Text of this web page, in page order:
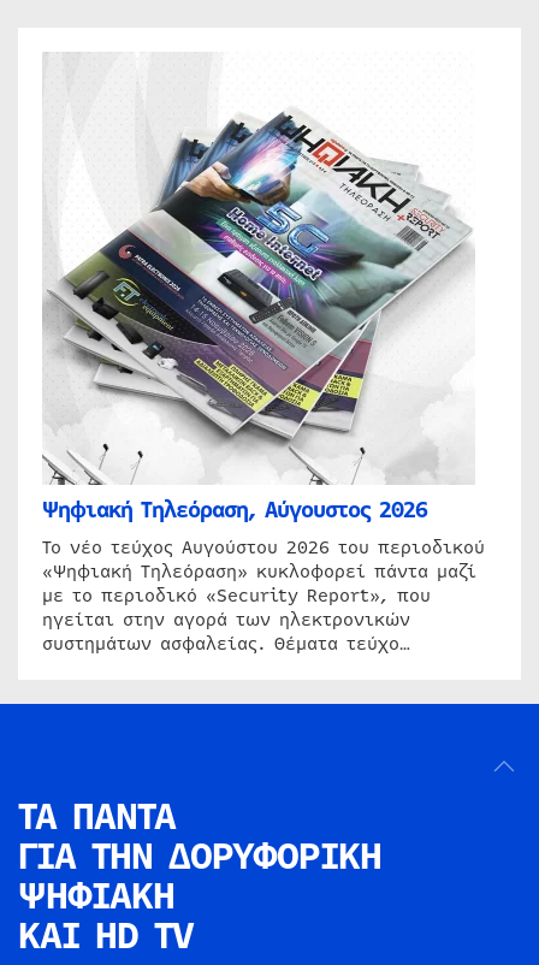
Ψηφιακή Τηλεόραση, Αύγουστος 2026
Το νέο τεύχος Αυγούστου 2026 του περιοδικού
«Ψηφιακή Τηλεόραση» κυκλοφορεί πάντα μαζί
με το περιοδικό «Security Report», που
ηγείται στην αγορά των ηλεκτρονικών
συστημάτων ασφαλείας. Θέματα τεύχο…
ΤΑ ΠΑΝΤΑ
ΓΙΑ ΤΗΝ ΔΟΡΥΦΟΡΙΚΗ
ΨΗΦΙΑΚΗ
ΚΑΙ HD TV